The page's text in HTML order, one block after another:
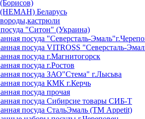
(НЕМАН) Беларусь
"Ситон" (Украина)
посуда "Северсталь-
посуда VITROSS "Северсталь-
посуда г.Магнитогорск
посуда г.Ростов
посуда ЗАО"Стема" г.Лысьва
посуда КМК г.Керчь
посуда прочая
посуда Сибирсие товары СИБ-Т
посуда СтальЭмаль (ТМ Appetit)